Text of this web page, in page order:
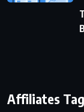
Affiliates